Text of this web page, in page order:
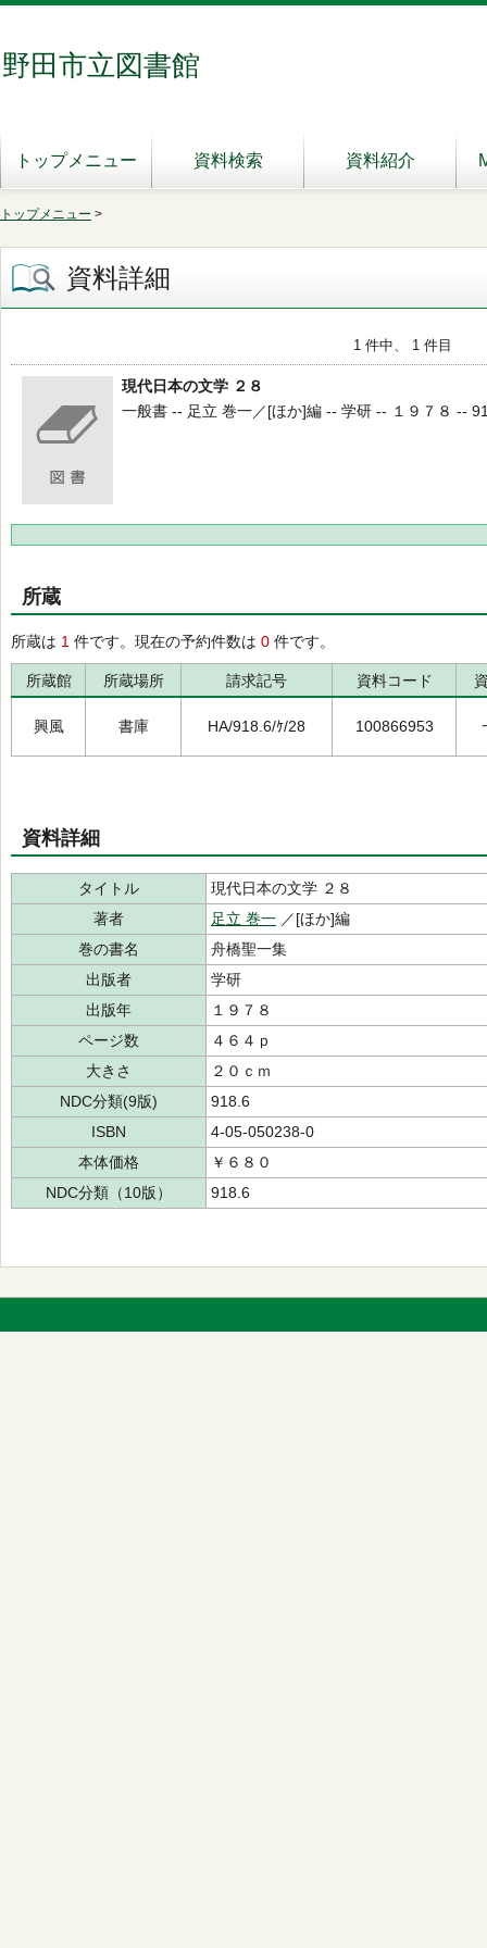
野田市立図書館
トップメニュー 資料検索 資料紹介
トップメニュー >
資料詳細
1 件中、 1 件目
現代日本の文学 ２８
一般書 -- 足立 巻一／[ほか]編 -- 学研 -- １９７８ --
所蔵
所蔵は 1 件です。現在の予約件数は 0 件です。
所蔵館 所蔵場所 請求記号 資料コード
興風 書庫 HA/918.6/ｹ/28 100866953
資料詳細
タイトル
現代日本の文学 ２８
著者
足立 巻一 ／[ほか]編
巻の書名
舟橋聖一集
出版者
学研
出版年
１９７８
ページ数
４６４ｐ
大きさ
２０ｃｍ
NDC分類(9版)
918.6
ISBN
4-05-050238-0
本体価格
￥６８０
NDC分類（10版）
918.6